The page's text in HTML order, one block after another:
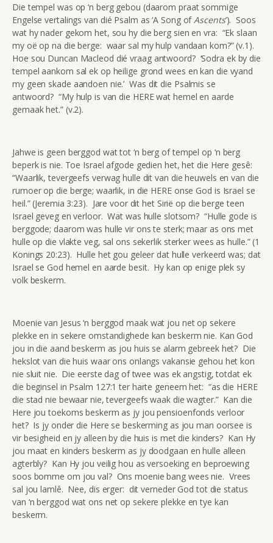
Die tempel was op ‘n berg gebou (daarom praat sommige
Engelse vertalings van dié Psalm as ‘A Song ofAscents’). Soos
wat hy nader gekom het, sou hy die berg sien en vra: “Ek slaan
my oë op na die berge: waar sal my hulp vandaan kom?” (v.1).
Hoe sou Duncan Macleod dié vraag antwoord? ‘Sodra ek by die
tempel aankom sal ek op heilige grond wees en kan die vyand
my geen skade aandoen nie.’ Was dit die Psalmis se
antwoord? “My hulp is van die HERE wat hemel en aarde
gemaak het.” (v.2).
Jahwe is geen berggod wat tot ‘n berg of tempel op ‘n berg
beperk is nie. Toe Israel afgode gedien het, het die Here gesê:
“Waarlik, tevergeefs verwag hulle dit van die heuwels en van die
rumoer op die berge; waarlik, in die HERE onse God is Israel se
heil.” (Jeremia 3:23). Jare voor dit het Sirië op die berge teen
Israel geveg en verloor. Wat was hulle slotsom? “Hulle gode is
berggode; daarom was hulle vir ons te sterk; maar as ons met
hulle op die vlakte veg, sal ons sekerlik sterker wees as hulle.” (1
Konings 20:23). Hulle het gou geleer dat hulle verkeerd was; dat
Israel se God hemel en aarde besit. Hy kan op enige plek sy
volk beskerm.
Moenie van Jesus ‘n berggod maak wat jou net op sekere
plekke en in sekere omstandighede kan beskerm nie. Kan God
jou in die aand beskerm as jou huis se alarm gebreek het? Die
hekslot van die huis waar ons onlangs vakansie gehou het kon
nie sluit nie. Die eerste dag of twee was ek angstig, totdat ek
die beginsel in Psalm 127:1 ter harte geneem het: “as die HERE
die stad nie bewaar nie, tevergeefs waak die wagter.” Kan die
Here jou toekoms beskerm as jy jou pensioenfonds verloor
het? Is jy onder die Here se beskerming as jou man oorsee is
vir besigheid en jy alleen by die huis is met die kinders? Kan Hy
jou maat en kinders beskerm as jy doodgaan en hulle alleen
agterbly? Kan Hy jou veilig hou as versoeking en beproewing
soos bomme om jou val? Ons moenie bang wees nie. Vrees
sal jou lamlê. Nee, dis erger: dit verneder God tot die status
van ‘n berggod wat ons net op sekere plekke en tye kan
beskerm.